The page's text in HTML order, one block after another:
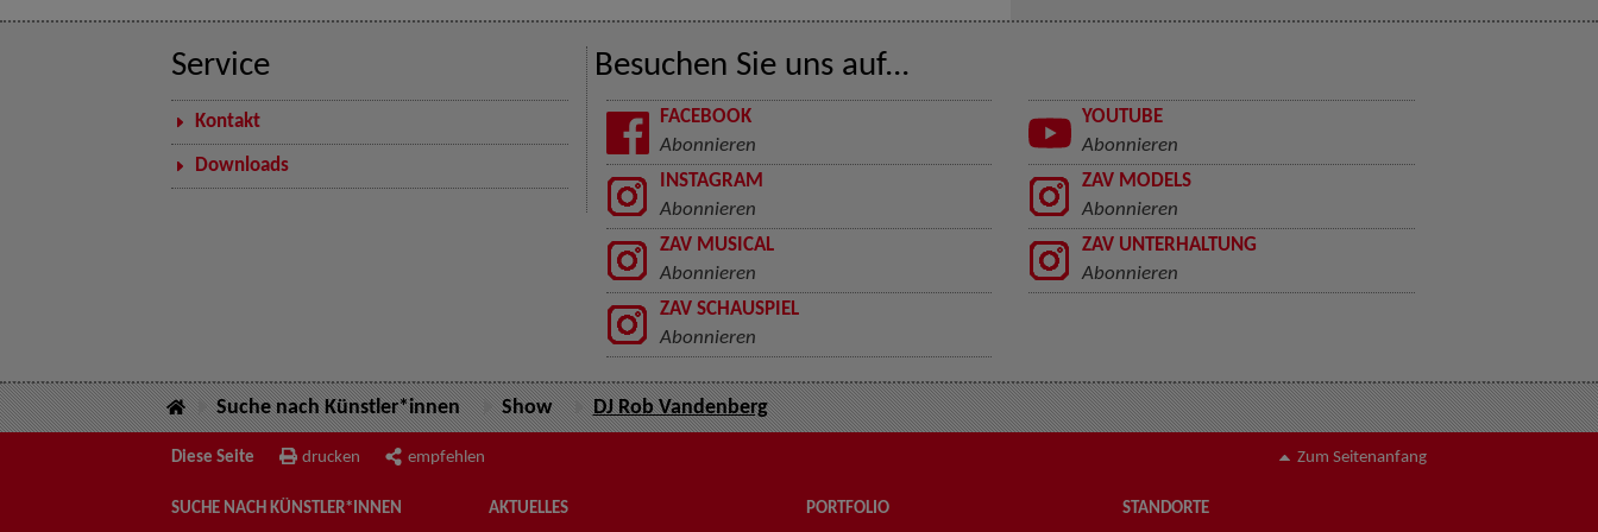
Service
Kontakt
Downloads
Besuchen Sie uns auf...
FACEBOOK
Abonnieren
YOUTUBE
Abonnieren
INSTAGRAM
Abonnieren
ZAV MODELS
Abonnieren
ZAV MUSICAL
Abonnieren
ZAV UNTERHALTUNG
Abonnieren
ZAV SCHAUSPIEL
Abonnieren
Suche nach Künstler*innen Show DJ Rob Vandenberg
Diese Seite drucken empfehlen Zum Seitenanfang
SUCHE NACH KÜNSTLER*INNEN AKTUELLES PORTFOLIO STANDORTE